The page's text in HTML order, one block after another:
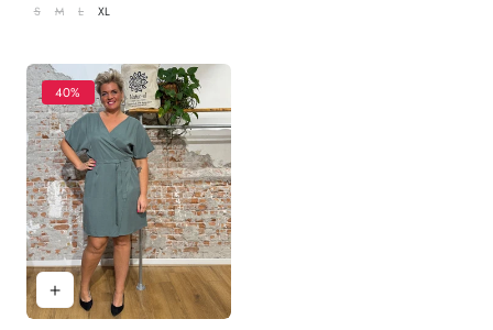
S M L XL
40%